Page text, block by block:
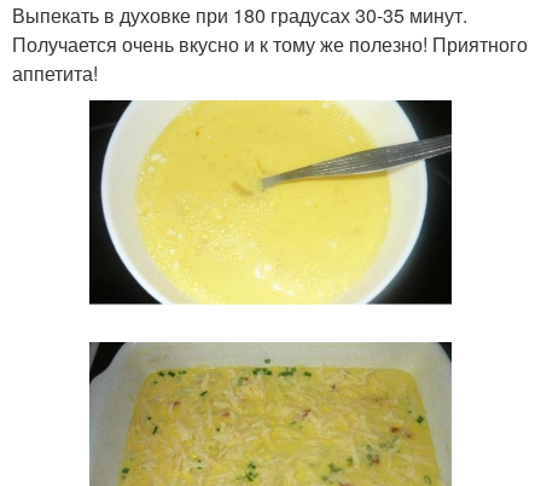
Выпекать в духовке при 180 градусах 30-35 минут.
Получается очень вкусно и к тому же полезно! Приятного
аппетита!